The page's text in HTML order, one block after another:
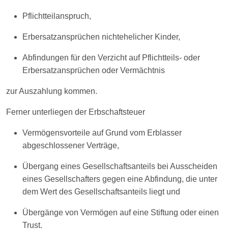
Pflichtteilanspruch,
Erbersatzansprüchen nichtehelicher Kinder,
Abfindungen für den Verzicht auf Pflichtteils- oder
Erbersatzansprüchen oder Vermächtnis
zur Auszahlung kommen.
Ferner unterliegen der Erbschaftsteuer
Vermögensvorteile auf Grund vom Erblasser
abgeschlossener Verträge,
Übergang eines Gesellschaftsanteils bei Ausscheiden
eines Gesellschafters gegen eine Abfindung, die unter
dem Wert des Gesellschaftsanteils liegt und
Übergänge von Vermögen auf eine Stiftung oder einen
Trust.